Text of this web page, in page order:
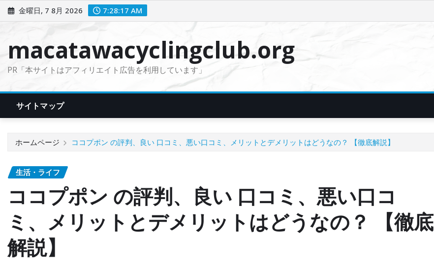
ン
金曜日, 7 8月 2026 7:28:18 AM
macatawacyclingclub.org
PR「本サイトはアフィリエイト広告を利用しています」
サイトマップ
ホームページ ココプポン の評判、良い 口コミ、悪い口コミ、メリットとデメリットはどうなの？ 【徹底解説】
生活・ライフ
ココプポン の評判、良い 口コミ、悪い口コ
ミ、メリットとデメリットはどうなの？ 【徹底
解説】